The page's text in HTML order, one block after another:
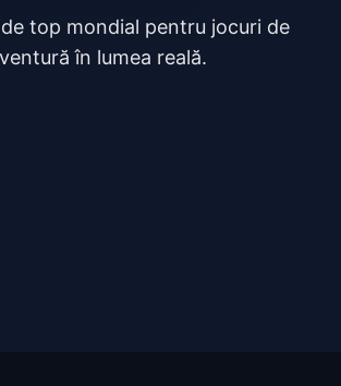
top mondial pentru jocuri de
în lumea reală.